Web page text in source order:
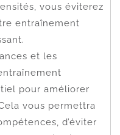
vous éviterez
entraînement
et les
pour améliorer
vous permettra
d’éviter